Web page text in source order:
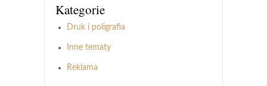
Kategorie
Druk i poligrafia
Inne tematy
Reklama